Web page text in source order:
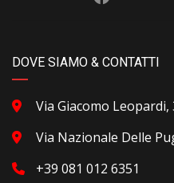
DOVE SIAMO & CONTATTI
Via Giacomo Leopardi,
Via Nazionale Delle
+39 081 012 6351